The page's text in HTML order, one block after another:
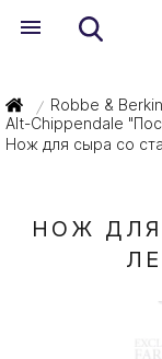
/ Robbe &
Alt-Chippendale
Нож для сыра со
НОЖ